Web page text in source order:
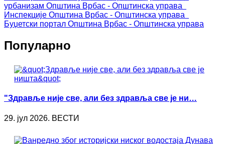
урбанизам Општина Врбас - Општинска управа
Инспекције Општина Врбас - Општинска управа
Буџетски портал Општина Врбас - Општинска управа
Популарно
"Здравље није све, али без здравља све је ни…
29. јул 2026. ВЕСТИ